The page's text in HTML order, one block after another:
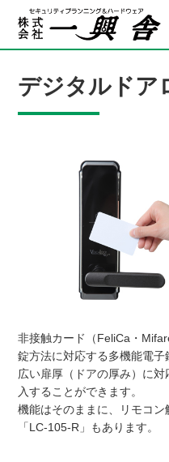
デジタルドア
非接触カード（FeliCa・
錠方法に対応する多機能電子
広い扉厚（ドアの厚み）に
入することができます。
機能はそのままに、リモコ
「LC-105-R」もあります。